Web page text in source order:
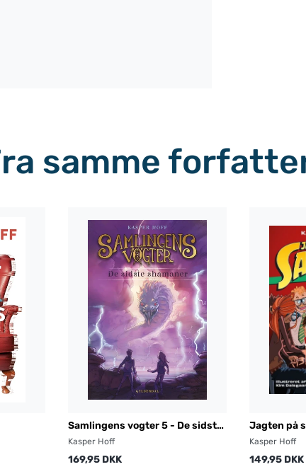
samme
Samlingens vogter 5 - De sidste
shamaner
Kasper Hoff
169,95 DKK
Jagten på
Kasper Hoff
149,95 DKK